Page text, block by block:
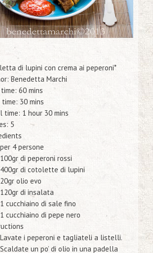
di lupini con crema ai peperoni*
Benedetta Marchi
60 mins
time: 30 mins
time: 1 hour 30 mins
5
per 4 persone
100gr di peperoni rossi
400gr di cotolette di lupini
20gr olio evo
120gr di insalata
1 cucchiaino di sale fino
1 cucchiaino di pepe nero
Lavate i peperoni e tagliateli a listelli.
Scaldate un po’ di olio in una padella